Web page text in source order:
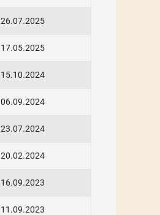
26.07.2025
17.05.2025
15.10.2024
06.09.2024
23.07.2024
20.02.2024
16.09.2023
11.09.2023